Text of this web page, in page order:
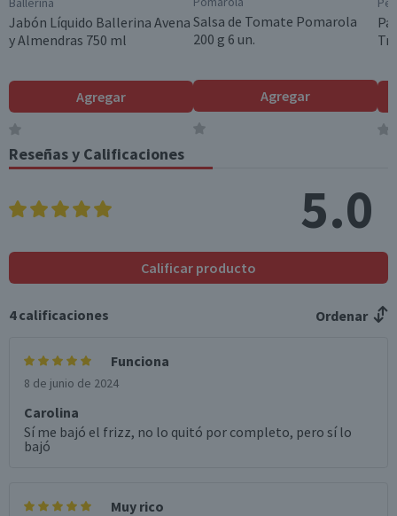
1 un.
Aroma
Garantía Mínima Legal
Válida hasta su fecha de caducidad
Válida hasta su fecha de caducidad
Jabón Líquido Ballerina Avena
y Almendras 750 ml
Agregar
Salsa de Tomate Pomarola
200 g 6 un.
Agregar
Reseñas y Calificaciones
5.0
Calificar producto
4 calificaciones Ordenar
Funciona
8 de junio de 2024
Carolina
Sí me bajó el frizz, no lo quitó por completo, pero sí lo
bajó
Muy rico